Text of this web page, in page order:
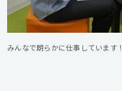
みんなで朗らかに仕事しています！